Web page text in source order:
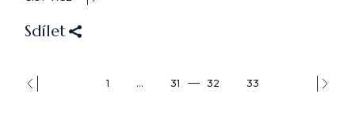
Sdílet
1 … 31 32 33